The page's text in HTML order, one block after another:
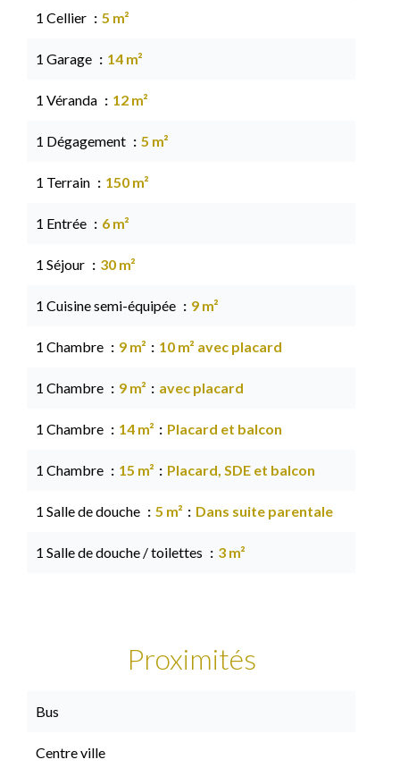
1 Cellier 5 m²
1 Garage 14 m²
1 Véranda 12 m²
1 Dégagement 5 m²
1 Terrain 150 m²
1 Entrée 6 m²
1 Séjour 30 m²
1 Cuisine semi-équipée 9 m²
1 Chambre 9 m² 10 m² avec placard
1 Chambre 9 m² avec placard
1 Chambre 14 m² Placard et balcon
1 Chambre 15 m² Placard, SDE et balcon
1 Salle de douche 5 m² Dans suite parentale
1 Salle de douche / toilettes 3 m²
Proximités
Bus
Centre ville